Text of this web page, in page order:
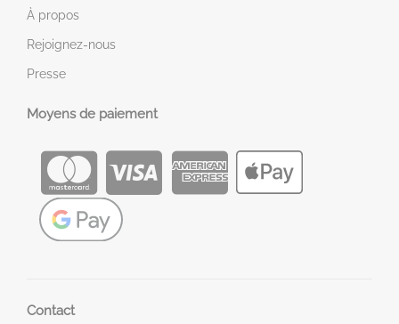
À propos
Rejoignez-nous
Presse
Moyens de paiement
Contact